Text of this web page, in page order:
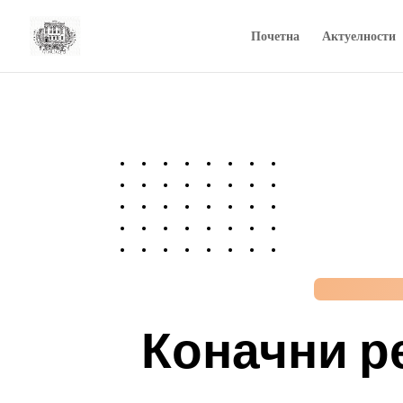
Почетна Актуелности
Коначни